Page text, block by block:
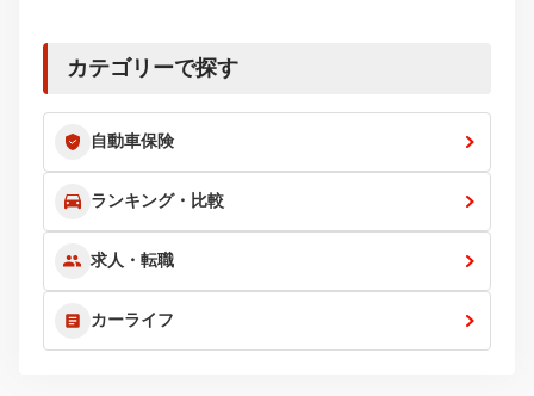
カテゴリーで探す
自動車保険
ランキング・比較
求人・転職
カーライフ